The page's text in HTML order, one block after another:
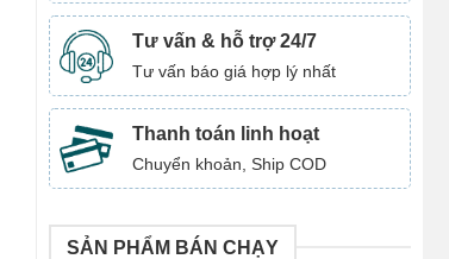
Tư vấn & hỗ trợ 24/7
Tư vấn báo giá hợp lý nhất
Thanh toán linh hoạt
Chuyển khoản, Ship COD
SẢN PHẨM BÁN CHẠY